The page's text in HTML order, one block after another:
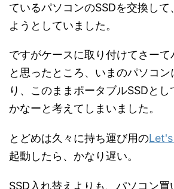
ているパソコンのSSDを交換して
ようとしていました。
ですがケースに取り付けてさー
と思ったところ、いまのパソコン
り、このままポータブルSSDと
かなーと考えてしまいました。
とどめは久々に持ち運び用の
起動したら、かなり遅い。
SSD入れ替えよりも、パソコン